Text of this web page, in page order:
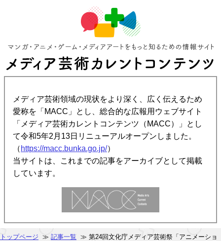
メディア芸術領域の現状をより深く、広く伝えるため
愛称を「MACC」とし、総合的な広報用ウェブサイト
「メディア芸術カレントコンテンツ（MACC）」とし
て令和5年2月13日リニューアルオープンしました。
（ https://macc.bunka.go.jp/）
当サイトは、これまでの記事をアーカイブとして掲載
しています。
トップページ ≫ 記事一覧 ≫ 第24回文化庁メディア芸術祭「アニメーショ